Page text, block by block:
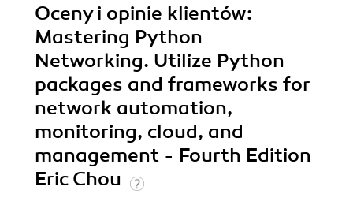
Oceny i opinie klientów:
Mastering Python
Networking. Utilize Python
packages and frameworks for
network automation,
monitoring, cloud, and
management - Fourth Edition
Eric Chou